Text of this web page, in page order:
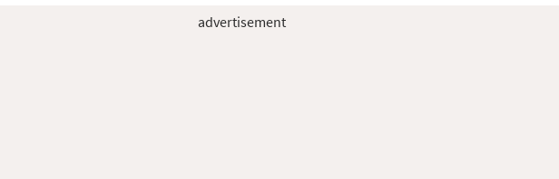
advertisement